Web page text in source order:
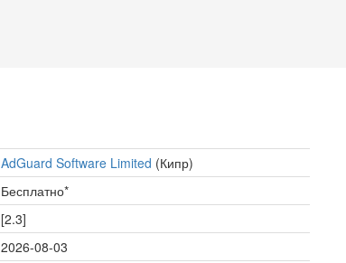
AdGuard Software Limited (Кипр)
Бесплатно*
[2.3]
2026-08-03